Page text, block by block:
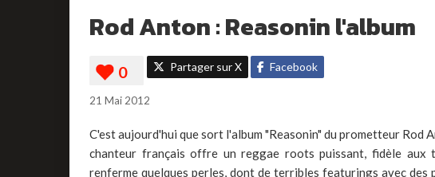
Rod Anton : Reasonin l'album
Partager sur X Facebook
21 Mai 2012
C'est aujourd'hui que sort l'album "Reasonin" du prometteur Rod
chanteur français offre un reggae roots puissant, fidèle aux
renferme quelques perles, dont de terribles featurings avec des